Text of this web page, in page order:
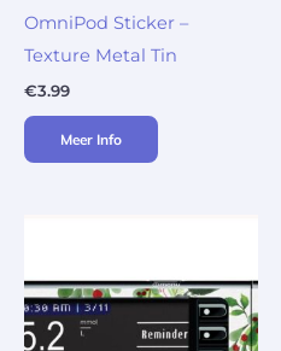
OmniPod Sticker –
Texture Metal Tin
€3.99
Meer Info